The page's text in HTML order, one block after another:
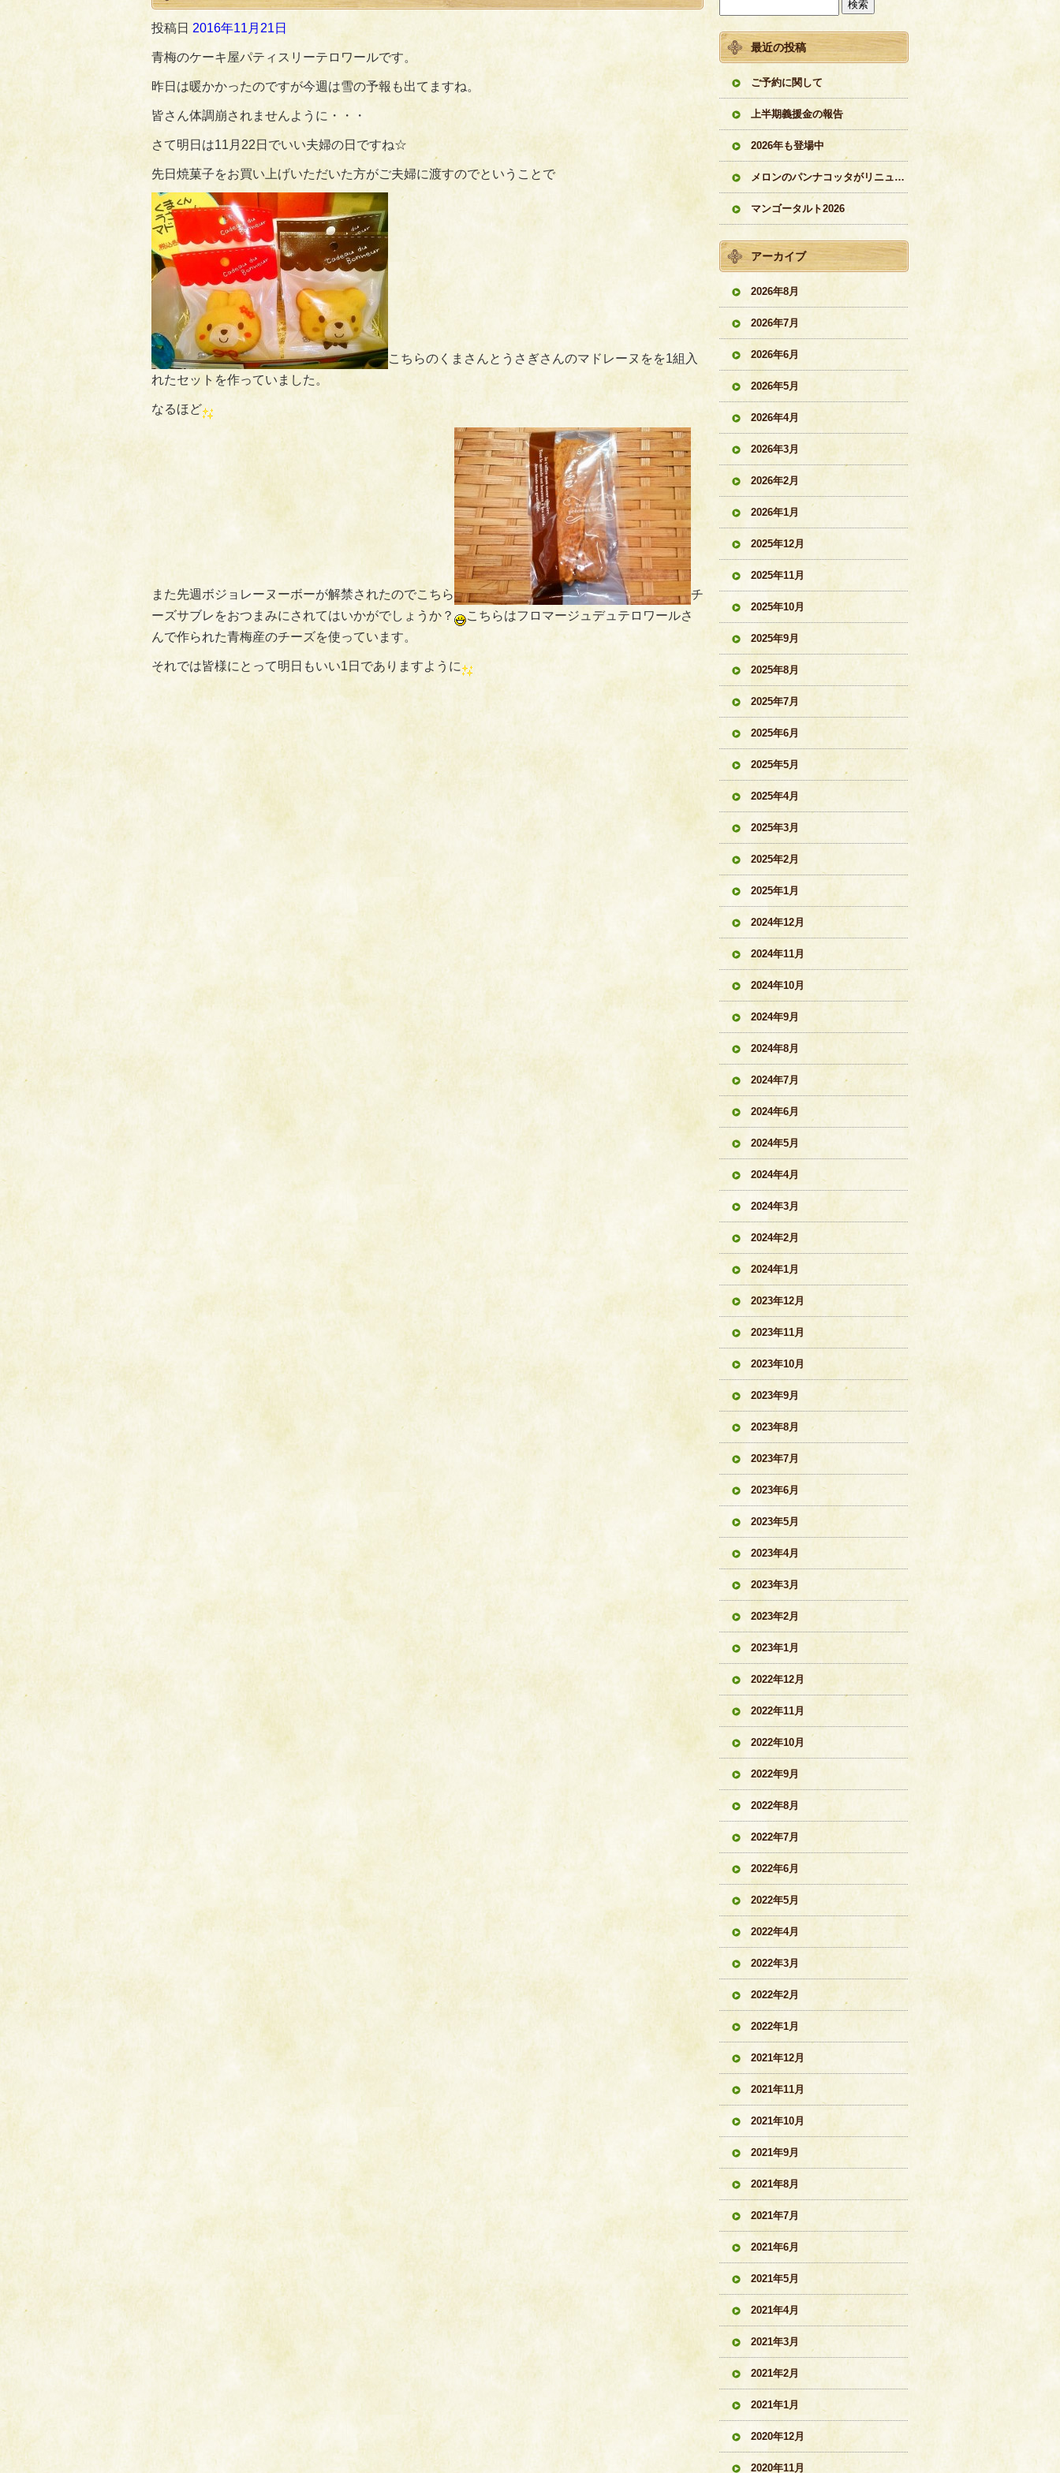
投稿日 2016年11月21日
青梅のケーキ屋パティスリーテロワールです。
昨日は暖かかったのですが今週は雪の予報も出てますね。
皆さん体調崩されませんように・・・
さて明日は11月22日でいい夫婦の日ですね☆
先日焼菓子をお買い上げいただいた方がご夫婦に渡すのでということで
こちらのくまさんとうさぎさんのマドレーヌをを1組入
れたセットを作っていました。
なるほど
また先週ボジョレーヌーボーが解禁されたのでこちら
チ
ーズサブレをおつまみにされてはいかがでしょうか？
こちらはフロマージュデュテロワールさ
んで作られた青梅産のチーズを使っています。
それでは皆様にとって明日もいい1日でありますように
最近の投稿
ご予約に関して
上半期義援金の報告
2026年も登場中
メロンのパンナコッタがリニューアル
マンゴータルト2026
アーカイブ
2026年8月
2026年7月
2026年6月
2026年5月
2026年4月
2026年3月
2026年2月
2026年1月
2025年12月
2025年11月
2025年10月
2025年9月
2025年8月
2025年7月
2025年6月
2025年5月
2025年4月
2025年3月
2025年2月
2025年1月
2024年12月
2024年11月
2024年10月
2024年9月
2024年8月
2024年7月
2024年6月
2024年5月
2024年4月
2024年3月
2024年2月
2024年1月
2023年12月
2023年11月
2023年10月
2023年9月
2023年8月
2023年7月
2023年6月
2023年5月
2023年4月
2023年3月
2023年2月
2023年1月
2022年12月
2022年11月
2022年10月
2022年9月
2022年8月
2022年7月
2022年6月
2022年5月
2022年4月
2022年3月
2022年2月
2022年1月
2021年12月
2021年11月
2021年10月
2021年9月
2021年8月
2021年7月
2021年6月
2021年5月
2021年4月
2021年3月
2021年2月
2021年1月
2020年12月
2020年11月